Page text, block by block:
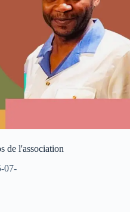
de l'association
07-